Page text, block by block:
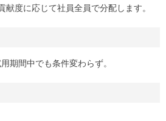
献度に応じて社員全員で分配します。
期間中でも条件変わらず。